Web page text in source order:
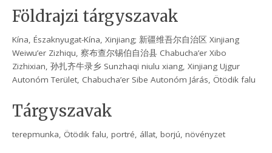
Földrajzi tárgyszavak
Kína, Északnyugat-Kína, Xinjiang; 新疆维吾尔自治区 Xinjiang
Weiwu’er Zizhiqu, 察布查尔锡伯自治县 Chabucha’er Xibo
Zizhixian, 孙扎齐牛录乡 Sunzhaqi niulu xiang, Xinjiang Ujgur
Autonóm Terület, Chabucha’er Sibe Autonóm Járás, Ötödik falu
Tárgyszavak
terepmunka, Ötödik falu, portré, állat, borjú, növényzet